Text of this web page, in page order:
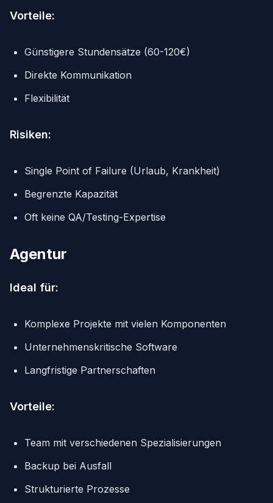
Vorteile:
Günstigere Stundensätze (60-120€)
Direkte Kommunikation
Flexibilität
Risiken:
Single Point of Failure (Urlaub, Krankheit)
Begrenzte Kapazität
Oft keine QA/Testing-Expertise
Agentur
Ideal für:
Komplexe Projekte mit vielen Komponenten
Unternehmenskritische Software
Langfristige Partnerschaften
Vorteile:
Team mit verschiedenen Spezialisierungen
Backup bei Ausfall
Strukturierte Prozesse